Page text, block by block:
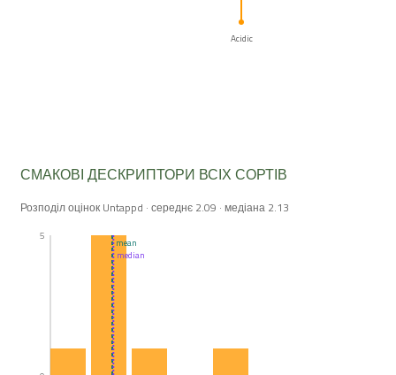
Acidic
СМАКОВІ ДЕСКРИПТОРИ ВСІХ СОРТІВ
Розподіл оцінок Untappd · середнє 2.09 · медіана 2.13
mean
median
5